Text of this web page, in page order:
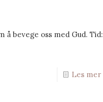
å bevege oss med Gud. Tid:
Les mer